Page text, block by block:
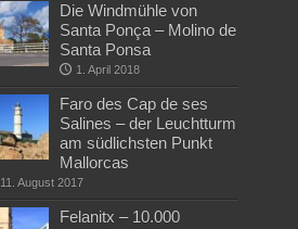
Die Windmühle von
Santa Ponça – Molino de
Santa Ponsa
1. April 2018
Faro des Cap de ses
Salines – der Leuchtturm
am südlichsten Punkt
Mallorcas
11. August 2017
Felanitx – 10.000